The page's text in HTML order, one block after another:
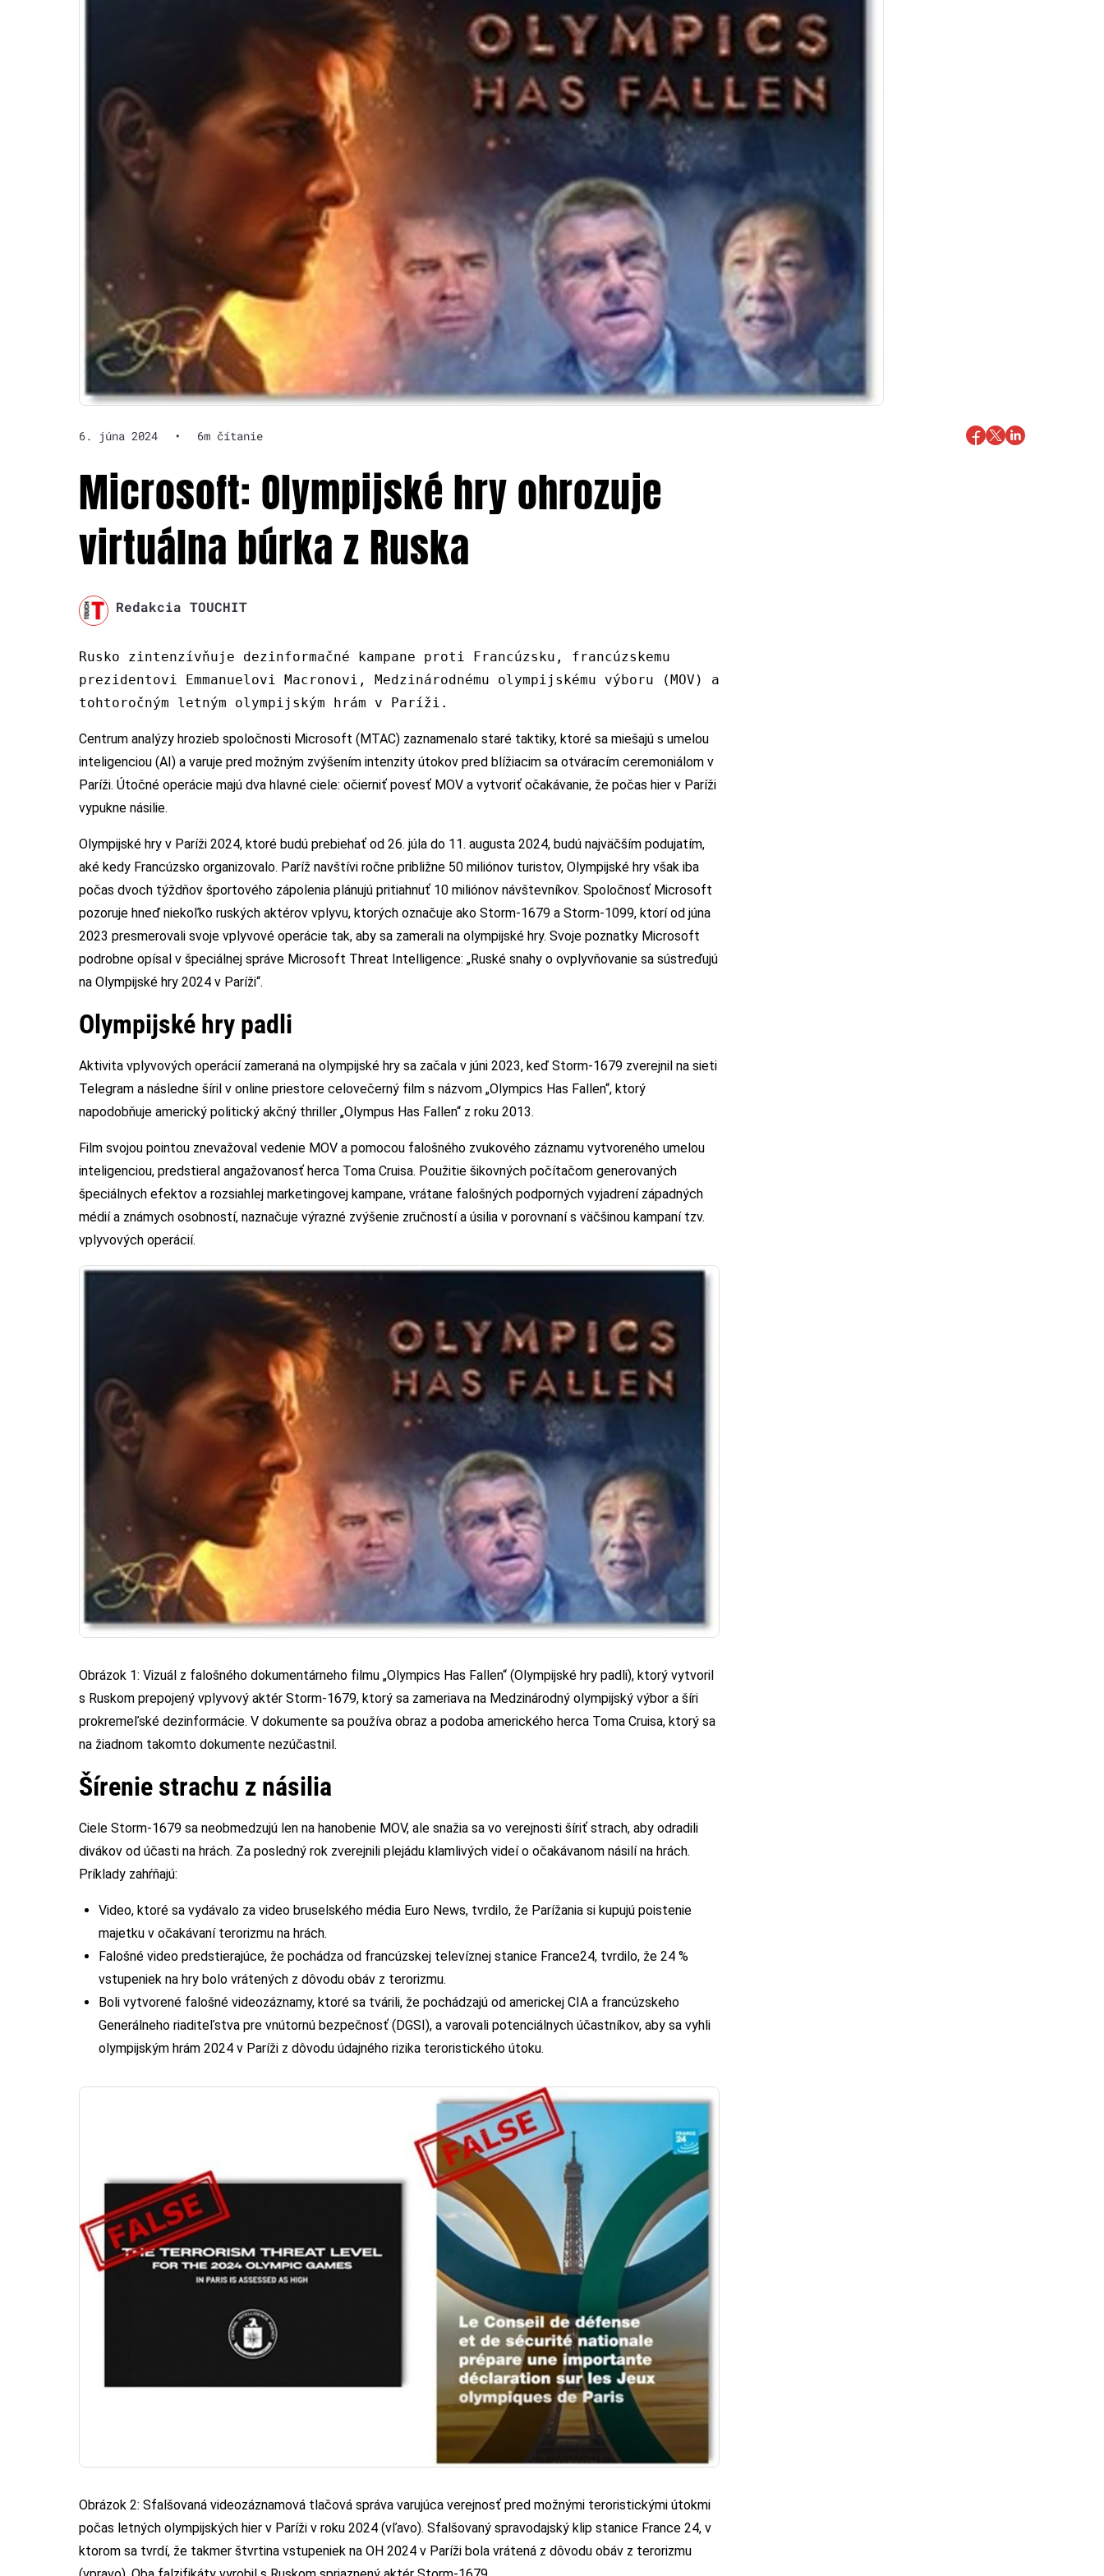
6. júna 2024 • 6m čítanie
Microsoft: Olympijské hry ohrozuje
virtuálna búrka z Ruska
Redakcia TOUCHIT
Rusko zintenzívňuje dezinformačné kampane proti Francúzsku, francúzskemu
prezidentovi Emmanuelovi Macronovi, Medzinárodnému olympijskému výboru (MOV) a
tohtoročným letným olympijským hrám v Paríži.
Centrum analýzy hrozieb spoločnosti Microsoft (MTAC) zaznamenalo staré taktiky, ktoré sa miešajú s umelou
inteligenciou (AI) a varuje pred možným zvýšením intenzity útokov pred blížiacim sa otváracím ceremoniálom v
Paríži. Útočné operácie majú dva hlavné ciele: očierniť povesť MOV a vytvoriť očakávanie, že počas hier v Paríži
vypukne násilie.
Olympijské hry v Paríži 2024, ktoré budú prebiehať od 26. júla do 11. augusta 2024, budú najväčším podujatím,
aké kedy Francúzsko organizovalo. Paríž navštívi ročne približne 50 miliónov turistov, Olympijské hry však iba
počas dvoch týždňov športového zápolenia plánujú pritiahnuť 10 miliónov návštevníkov. Spoločnosť Microsoft
pozoruje hneď niekoľko ruských aktérov vplyvu, ktorých označuje ako Storm-1679 a Storm-1099, ktorí od júna
2023 presmerovali svoje vplyvové operácie tak, aby sa zamerali na olympijské hry. Svoje poznatky Microsoft
podrobne opísal v špeciálnej správe Microsoft Threat Intelligence: „Ruské snahy o ovplyvňovanie sa sústreďujú
na Olympijské hry 2024 v Paríži“.
Olympijské hry padli
Aktivita vplyvových operácií zameraná na olympijské hry sa začala v júni 2023, keď Storm-1679 zverejnil na sieti
Telegram a následne šíril v online priestore celovečerný film s názvom „Olympics Has Fallen“, ktorý
napodobňuje americký politický akčný thriller „Olympus Has Fallen“ z roku 2013.
Film svojou pointou znevažoval vedenie MOV a pomocou falošného zvukového záznamu vytvoreného umelou
inteligenciou, predstieral angažovanosť herca Toma Cruisa. Použitie šikovných počítačom generovaných
špeciálnych efektov a rozsiahlej marketingovej kampane, vrátane falošných podporných vyjadrení západných
médií a známych osobností, naznačuje výrazné zvýšenie zručností a úsilia v porovnaní s väčšinou kampaní tzv.
vplyvových operácií.
Obrázok 1: Vizuál z falošného dokumentárneho filmu „Olympics Has Fallen“ (Olympijské hry padli), ktorý vytvoril
s Ruskom prepojený vplyvový aktér Storm-1679, ktorý sa zameriava na Medzinárodný olympijský výbor a šíri
prokremeľské dezinformácie. V dokumente sa používa obraz a podoba amerického herca Toma Cruisa, ktorý sa
na žiadnom takomto dokumente nezúčastnil.
Šírenie strachu z násilia
Ciele Storm-1679 sa neobmedzujú len na hanobenie MOV, ale snažia sa vo verejnosti šíriť strach, aby odradili
divákov od účasti na hrách. Za posledný rok zverejnili plejádu klamlivých videí o očakávanom násilí na hrách.
Príklady zahŕňajú:
Video, ktoré sa vydávalo za video bruselského média Euro News, tvrdilo, že Parížania si kupujú poistenie
majetku v očakávaní terorizmu na hrách.
Falošné video predstierajúce, že pochádza od francúzskej televíznej stanice France24, tvrdilo, že 24 %
vstupeniek na hry bolo vrátených z dôvodu obáv z terorizmu.
Boli vytvorené falošné videozáznamy, ktoré sa tvárili, že pochádzajú od americkej CIA a francúzskeho
Generálneho riaditeľstva pre vnútornú bezpečnosť (DGSI), a varovali potenciálnych účastníkov, aby sa vyhli
olympijským hrám 2024 v Paríži z dôvodu údajného rizika teroristického útoku.
Obrázok 2: Sfalšovaná videozáznamová tlačová správa varujúca verejnosť pred možnými teroristickými útokmi
počas letných olympijských hier v Paríži v roku 2024 (vľavo). Sfalšovaný spravodajský klip stanice France 24, v
ktorom sa tvrdí, že takmer štvrtina vstupeniek na OH 2024 v Paríži bola vrátená z dôvodu obáv z terorizmu